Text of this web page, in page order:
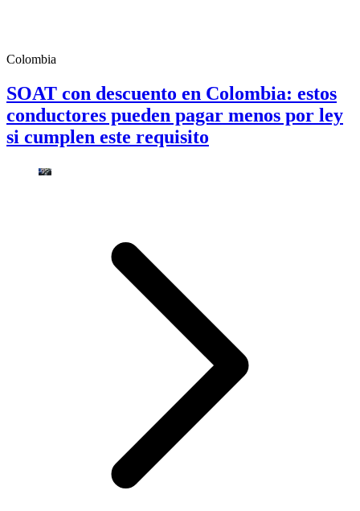
Colombia
SOAT con descuento en Colombia: estos
conductores pueden pagar menos por ley
si cumplen este requisito